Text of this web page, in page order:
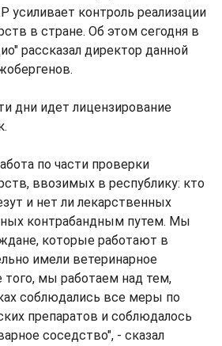
контроль реализации
в стране. Об этом сегодня в
рассказал директор данной
дни идет лицензирование
по части проверки
ввозимых в республику: кто
и нет ли лекарственных
контрабандным путем. Мы
которые работают в
имели ветеринарное
того, мы работаем над тем,
соблюдались все меры по
препаратов и соблюдалось
соседство", - сказал